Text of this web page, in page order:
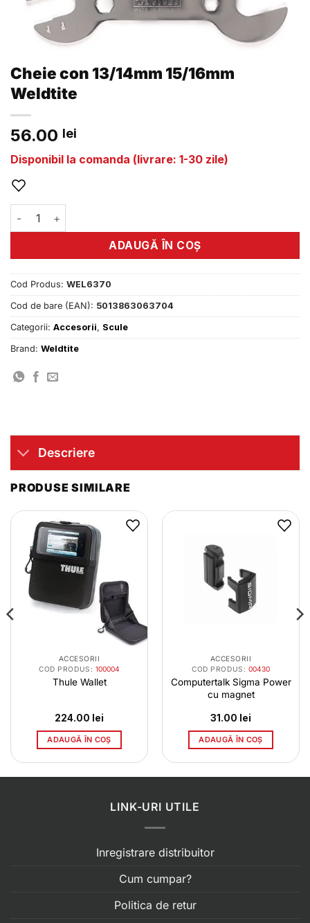
Cheie con 13/14mm 15/16mm
Weldtite
56.00 lei
Disponibil la comanda (livrare: 1-30 zile)
Cantitate Cheie con 13/14mm 15/16mm Weldtite
ADAUGĂ ÎN COȘ
Cod Produs: WEL6370
Cod de bare (EAN): 5013863063704
Categorii: Accesorii, Scule
Brand: Weldtite
Descriere
PRODUSE SIMILARE
ACCESORII
COD PRODUS: 100004
Thule Wallet
224.00 lei
ADAUGĂ ÎN COȘ
ACCESORII
COD PRODUS: 00430
Computertalk Sigma Power
cu magnet
31.00 lei
ADAUGĂ ÎN COȘ
LINK-URI UTILE
Inregistrare distribuitor
Cum cumpar?
Politica de retur